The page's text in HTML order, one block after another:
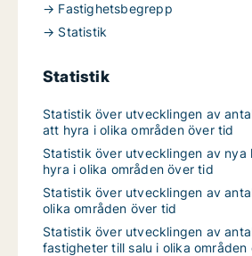
→ Fastighetsbegrepp
→ Statistik
Statistik
Statistik över utvecklingen av
att hyra i olika områden över tid
Statistik över utvecklingen av nya
hyra i olika områden över tid
Statistik över utvecklingen av
olika områden över tid
Statistik över utvecklingen av
fastigheter till salu i olika områden